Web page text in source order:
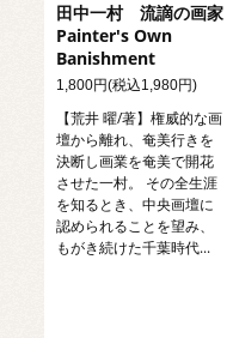
田中一村 流謫の画家
Painter's Own
Banishment
1,800円(税込1,980円)
【荒井 曜/著】権威的な画
壇から離れ、奄美行きを
決断し画業を奄美で開花
させた一村。 その全生涯
を知るとき、中央画壇に
認められることを望み、
もがき続けた千葉時代...